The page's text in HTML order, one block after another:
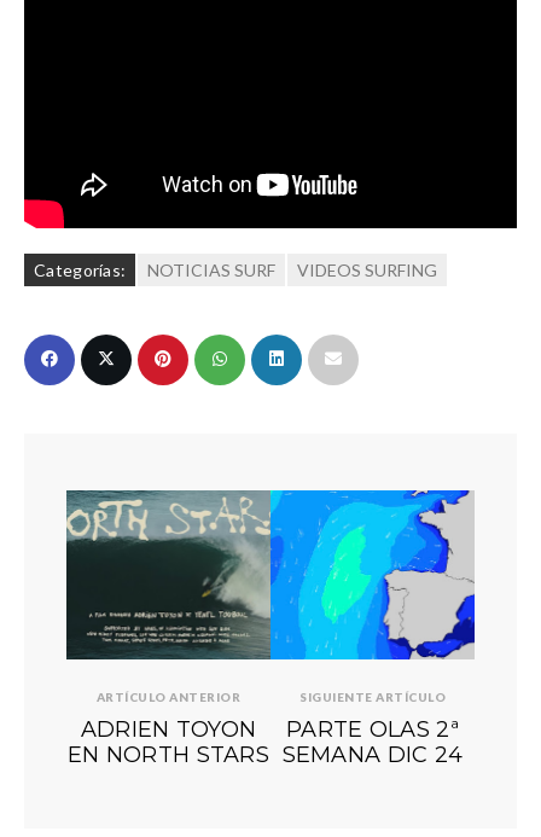
Categorías: NOTICIAS SURF VIDEOS SURFING
ARTÍCULO ANTERIOR
ADRIEN TOYON
EN NORTH STARS
SIGUIENTE ARTÍCULO
PARTE OLAS 2ª
SEMANA DIC 24